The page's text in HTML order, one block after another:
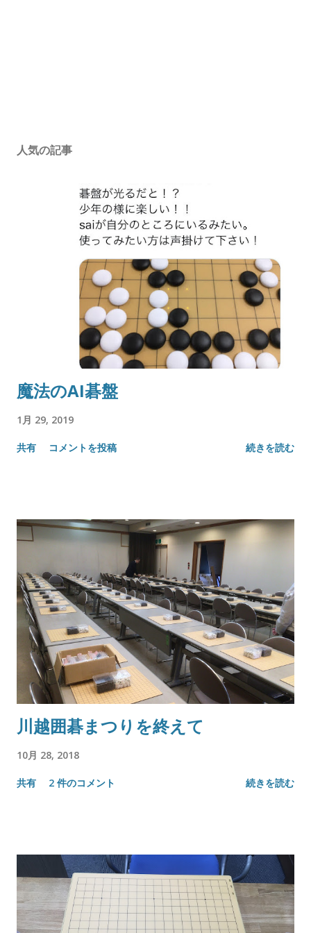
人気の記事
魔法のAI碁盤
1月 29, 2019
共有 コメントを投稿 続きを読む
川越囲碁まつりを終えて
10月 28, 2018
共有 2 件のコメント 続きを読む